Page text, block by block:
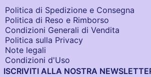
Politica di Spedizione e Consegna
Politica di Reso e Rimborso
Condizioni Generali di Vendita
Politica sulla Privacy
Note legali
Condizioni d'Uso
ISCRIVITI ALLA NOSTRA